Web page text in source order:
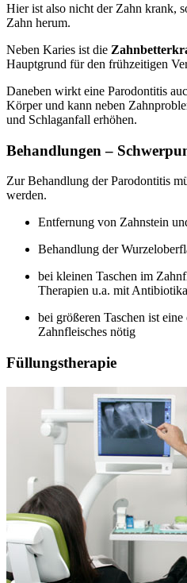
Hier ist also nicht der Zahn krank,
Zahn herum.
Neben Karies ist die
Hauptgrund für den frühzeitigen
Daneben wirkt eine Parodontitis
Körper und kann neben
und Schlaganfall erhöhen.
Behandlungen –
Zur Behandlung der Parodontitis
werden.
Entfernung von Zahnstein
Behandlung der
bei kleinen Taschen im
Therapien u.a. mit Antibiotika
bei größeren Taschen ist
Zahnfleisches nötig
Füllungstherapie